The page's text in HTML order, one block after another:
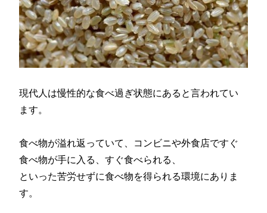
現代人は慢性的な食べ過ぎ状態にあると言われてい
ます。
食べ物が溢れ返っていて、コンビニや外食店ですぐ
食べ物が手に入る、すぐ食べられる、
といった苦労せずに食べ物を得られる環境にありま
す。